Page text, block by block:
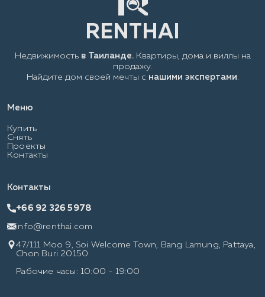
Меню
Купить
Снять
Проекты
Контакты
Недвижимость в Таиланде.Квартиры, дома и виллы на
продажу.
Найдите дом своей мечты с нашими экспертами
Контакты
+66 92 326 5978
info@renthai.com
47/111 Moo 9, Soi Welcome Town, Bang Lamung, Pattaya,
Chon Buri 20150
Рабочие часы: 10:00 - 19:00